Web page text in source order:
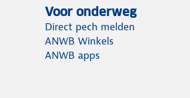
Voor onderweg
Direct pech melden
ANWB Winkels
ANWB apps